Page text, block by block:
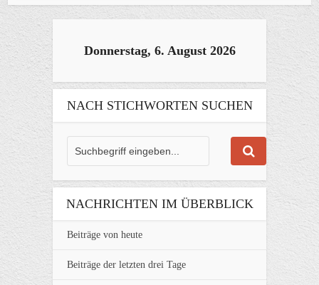
Donnerstag, 6. August 2026
NACH STICHWORTEN SUCHEN
NACHRICHTEN IM ÜBERBLICK
Beiträge von heute
Beiträge der letzten drei Tage